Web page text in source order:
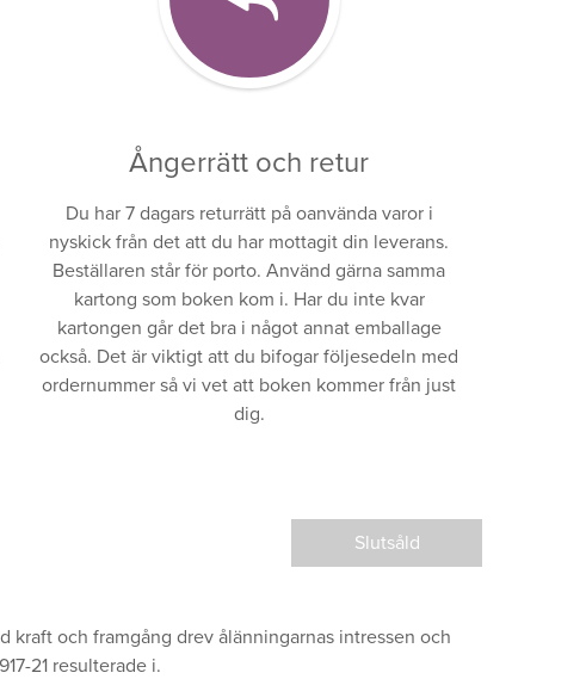
Ångerrätt och retur
Du har 7 dagars returrätt på oanvända varor i
nyskick från det att du har mottagit din leverans.
Beställaren står för porto. Använd gärna samma
kartong som boken kom i. Har du inte kvar
kartongen går det bra i något annat emballage
också. Det är viktigt att du bifogar följesedeln med
ordernummer så vi vet att boken kommer från just
dig.
Slutsåld
kraft och framgång drev ålänningarnas intressen och
21 resulterade i.